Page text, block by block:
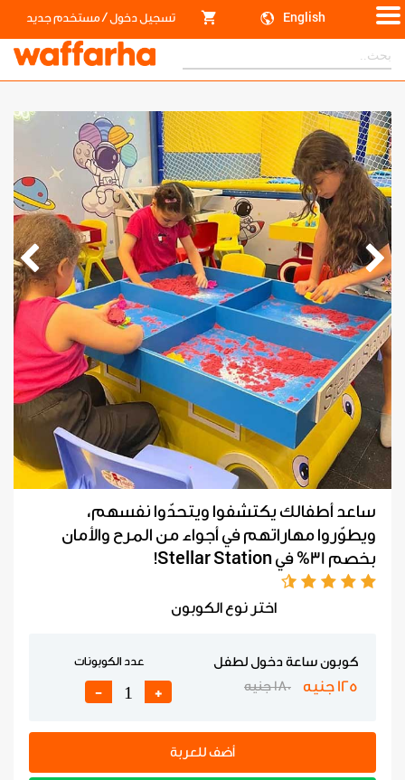
English تسجيل دخول/مستخدم جديد
ساعد أطفالك يكتشفوا ويتحدّوا نفسهم،
ويطوّروا مهاراتهم في أجواء من المرح والأمان
بخصم 31% في Stellar Station!
اختر نوع الكوبون
كوبون ساعة دخول لطفل
125 جنيه 180 جنيه
عدد الكوبونات
+
-
أضف للعربة